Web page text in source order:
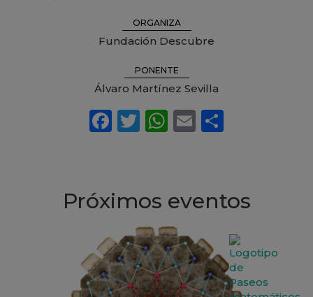
ORGANIZA
Fundación Descubre
PONENTE
Álvaro Martínez Sevilla
Próximos eventos